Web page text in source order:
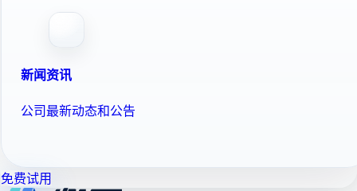
新闻资讯
公司最新动态和公告
免费试用